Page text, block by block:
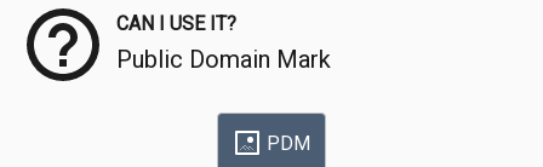
CAN I USE IT?
Public Domain Mark
PDM